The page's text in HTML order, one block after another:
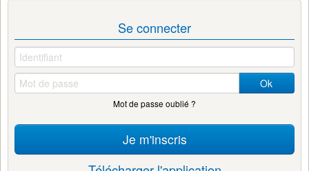
Se connecter
Ok
Mot de passe oublié ?
Je m'inscris